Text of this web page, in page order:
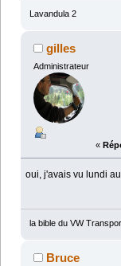
Lavandula 2
gilles
Administrateur
«
oui, j'avais vu lundi
la bible du VW
Bruce